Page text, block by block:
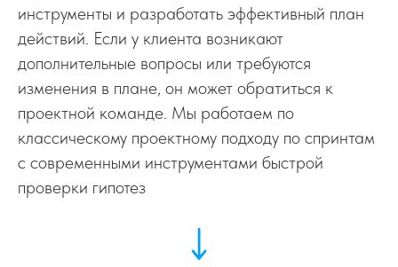
Внедрение CRM
Внедряем CRM для повышение количества
и продаж и среднего чека
Точная стоимость
Стоимость и объем услуг известны "на
берегу" до оплаты. Вы можете быть уверены,
что ценник не увеличится х2 в процессе
работы
инструменты и разработать эффективный план
действий. Если у клиента возникают
дополнительные вопросы или требуются
изменения в плане, он может обратиться к
проектной команде. Мы работаем по
классическому проектному подходу по спринтам
с современными инструментами быстрой
проверки гипотез